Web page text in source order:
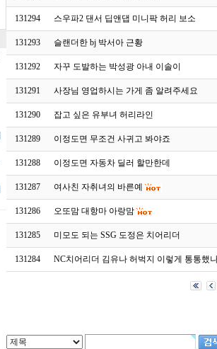
131294 스우파2 댄서 딥앤댑 미니팍 허리 보소
131293 슬랜더한 bj 박서아 근황
131292 자꾸 도발하는 박성광 아내 이솔이
131291 사장님 영업하시는 가게 좀 알려주세요
131290 잡고 싶은 유부녀 허리라인
131289 이정도면 무조건 사귀고 봐야죠
131288 이정도면 자동차 딜러 할만한데
131287 여사친 자취녀의 바른예
131286 오또맘 대항마 아랑맘
131285 미모도 되는 SSG 도정은 치어리더
131284 NC치어리더 김유나 허벅지 이렇게 통통했